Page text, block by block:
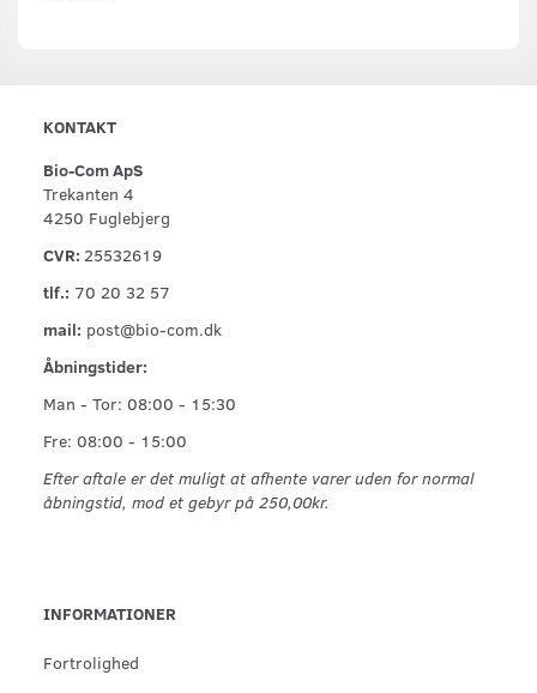
KONTAKT
Bio-Com ApS
Trekanten 4
4250 Fuglebjerg
CVR: 25532619
tlf.: 70 20 32 57
mail: post@bio-com.dk
Åbningstider:
Man - Tor: 08:00 - 15:30
Fre: 08:00 - 15:00
Efter aftale er det muligt at afhente varer uden for normal
åbningstid, mod et gebyr på 250,00kr.
INFORMATIONER
Fortrolighed